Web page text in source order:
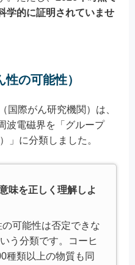
学的に証明されていませ
の可能性）
国際がん研究機関）は、
波電磁界を「グループ
」に分類しました。
味を正しく理解しよ
可能性は否定できな
う分類です。コーヒ
種類以上の物質も同